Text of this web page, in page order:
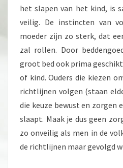
het slapen van het kind, is
veilig. De instincten van
moeder zijn zo sterk, dat
zal rollen. Door
groot bed ook prima
of kind. Ouders die kiezen
richtlijnen volgen (staan
die keuze bewust en zorgen
slaapt. Maak je dus geen
zo onveilig als men in de
de richtlijnen maar gevolgd